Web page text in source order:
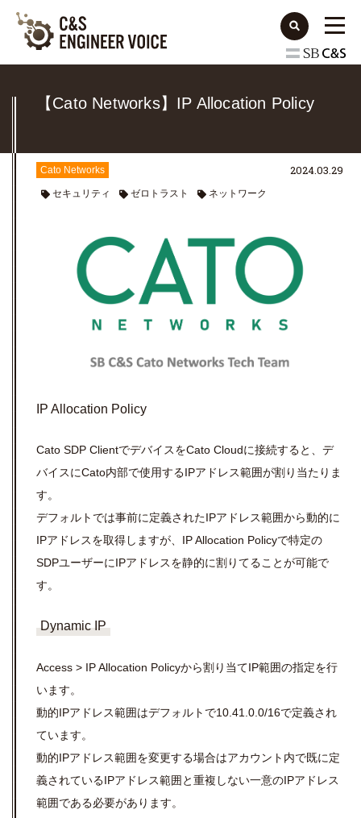
【Cato Networks】IP Allocation Policy
Cato Networks
セキュリティ ゼロトラスト ネットワーク
2024.03.29
IP Allocation Policy
Cato SDP ClientでデバイスをCato Cloudに接続すると、デ
バイスにCato内部で使用するIPアドレス範囲が割り当たりま
す。
デフォルトでは事前に定義されたIPアドレス範囲から動的に
IPアドレスを取得しますが、IP Allocation Policyで特定の
SDPユーザーにIPアドレスを静的に割りてることが可能で
す。
Dynamic IP
Access > IP Allocation Policyから割り当てIP範囲の指定を行
います。
動的IPアドレス範囲はデフォルトで10.41.0.0/16で定義され
ています。
動的IPアドレス範囲を変更する場合はアカウント内で既に定
義されているIPアドレス範囲と重複しない一意のIPアドレス
範囲である必要があります。